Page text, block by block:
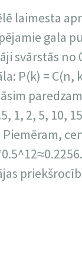
laimesta
gala
svārstās
P(k) = C(n,
1, 2, 5, 10,